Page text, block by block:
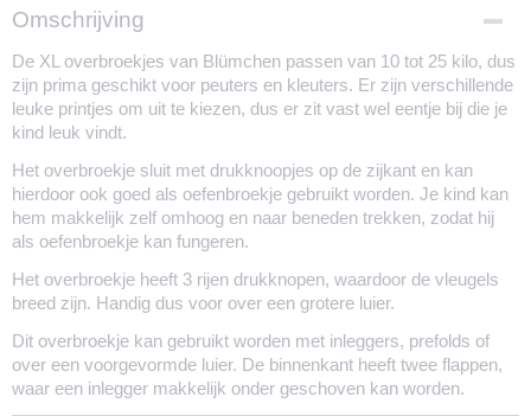
Productcode
1780-2351
Omschrijving
De XL overbroekjes van Blümchen passen van 10 tot 25 kilo, dus
zijn prima geschikt voor peuters en kleuters. Er zijn verschillende
leuke printjes om uit te kiezen, dus er zit vast wel eentje bij die je
kind leuk vindt.
Het overbroekje sluit met drukknoopjes op de zijkant en kan
hierdoor ook goed als oefenbroekje gebruikt worden. Je kind kan
hem makkelijk zelf omhoog en naar beneden trekken, zodat hij
als oefenbroekje kan fungeren.
Het overbroekje heeft 3 rijen drukknopen, waardoor de vleugels
breed zijn. Handig dus voor over een grotere luier.
Dit overbroekje kan gebruikt worden met inleggers, prefolds of
over een voorgevormde luier. De binnenkant heeft twee flappen,
waar een inlegger makkelijk onder geschoven kan worden.